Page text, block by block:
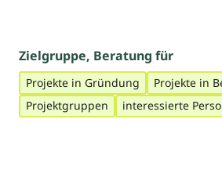
Zielgruppe, Beratung für
Projekte in Gründung
Projekte in
Projektgruppen
interessierte